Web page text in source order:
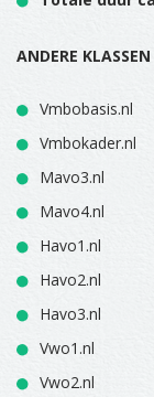
ANDERE KLASSEN
Vmbobasis.nl
Vmbokader.nl
Mavo3.nl
Mavo4.nl
Havo1.nl
Havo2.nl
Havo3.nl
Vwo1.nl
Vwo2.nl